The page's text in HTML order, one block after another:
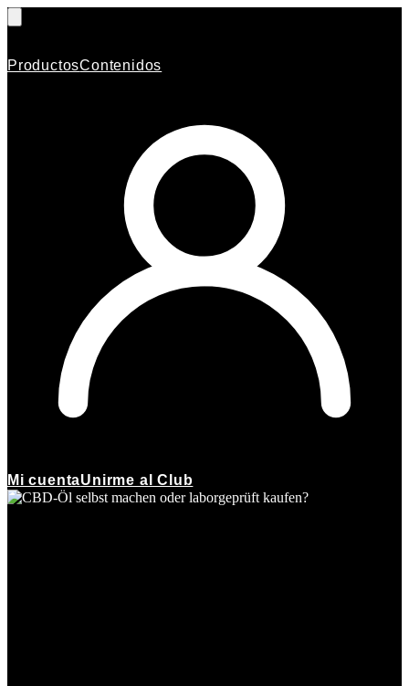
ProductosContenidos
Mi cuentaUnirme al Club